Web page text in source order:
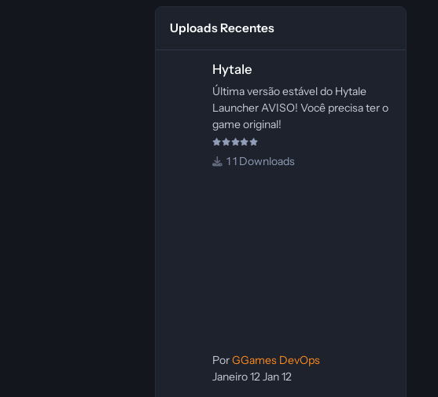
Uploads Recentes
Hytale
Última versão estável do Hytale
Launcher AVISO! Você precisa ter o
game original!
1 Downloads
PorGGames DevOps
Janeiro 12Jan 12